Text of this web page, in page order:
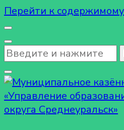
Перейти к содержимому
Ищите
что-
то?